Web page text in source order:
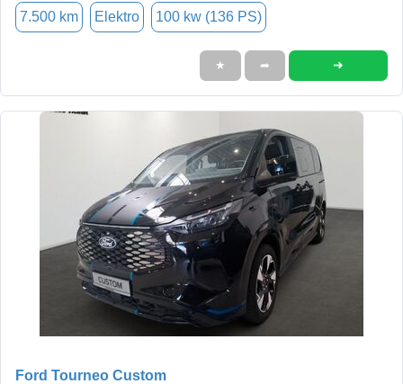
7.500 km Elektro 100 kw (136 PS)
★ ➦ ➜
Ford Tourneo Custom